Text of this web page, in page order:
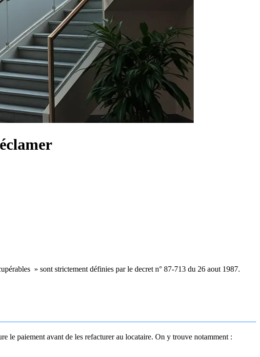
» sont strictement définies par le decret n° 87-713 du 26 aout 1987.
le paiement avant de les refacturer au locataire. On y trouve notamment :